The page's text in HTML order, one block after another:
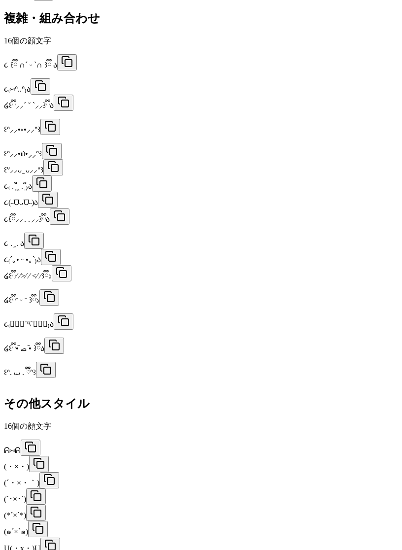
複雑・組み合わせ
16個の顔文字
૮ ꒰ྀི ∩ˊ ᵕ ˋ∩ ꒱ྀི ა
૮₍⑅ᐢ..ᐢ₎ა
໒꒰ྀི⸝⸝´ ˘ `⸝⸝꒱ྀིა
꒰ᐢ⸝⸝•༝•⸝⸝ᐢ꒱
꒰ᐢ⸝⸝•௰•⸝⸝ᐢ꒱
꒰ᐡ⸝⸝ᴗ ̫ ᴗ⸝⸝ᐡ꒱
૮₍ .ܸ՞‸ .ܸ՞₎ა
૮(˵⩌ᴗ⩌˵)ა
૮꒰ྀི⸝⸝․․⸝⸝꒱ྀིა
૮ . ̫ . ა
૮₍´｡• ᵕ •｡`₎ა
໒꒰ྀི⁄ ⁄>⁄ ⁄ <⁄ ⁄꒱ྀི১
໒꒰ྀིᵔ ᵕ ᵔ ꒱ྀི১
૮₍๑⃙⃘´༥`๑⃙⃘₎ა
໒꒰ྀི•᷄ ࡇ •᷅ ꒱ྀིა
꒰ᐢ. ⩊ . ྀིᐢ꒱
その他スタイル
16個の顔文字
ᕱ⑅ᕱ
(・×・)
(´・×・｀)
(´･×･`)
(*´×`*)
(๑´×`๑)
U(・x・)U